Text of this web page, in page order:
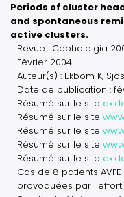
Periods of cluster
and spontaneous
active clusters.
Revue : Cephalalgia
Février 2004.
Auteur(s) : Ekbom K,
Date de publication :
Résumé sur le site
Résumé sur le site
Résumé sur le site
Résumé sur le site
Résumé sur le site
Cas de 8 patients
provoquées par l'effort.